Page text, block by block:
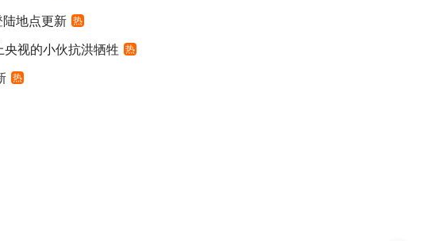
陆地点更新 热
央视的小伙抗洪牺牲 热
热